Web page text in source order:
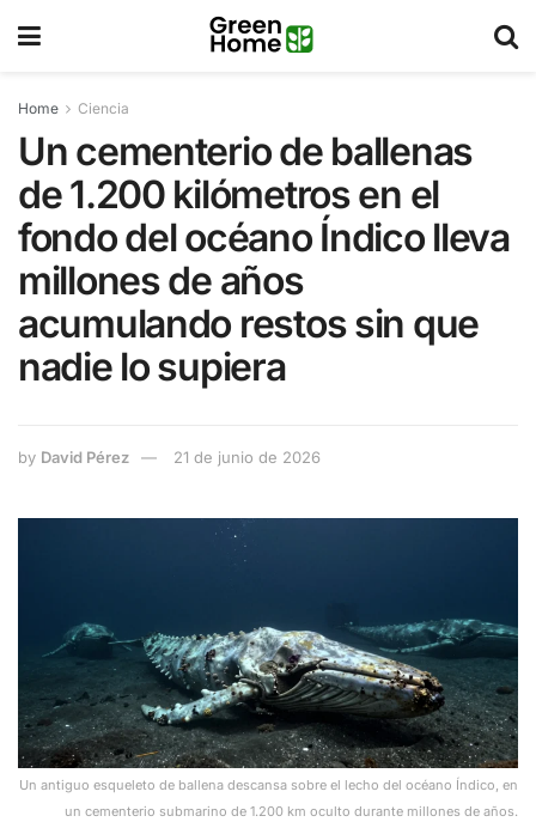
Home Ciencia
Un cementerio de ballenas
de 1.200 kilómetros en el
fondo del océano Índico lleva
millones de años
acumulando restos sin que
nadie lo supiera
by David Pérez 21 de junio de 2026
Un antiguo esqueleto de ballena descansa sobre el lecho del océano Índico, en
un cementerio submarino de 1.200 km oculto durante millones de años.